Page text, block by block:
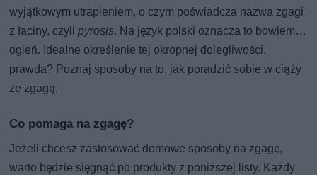
wyjątkowym utrapieniem, o czym poświadcza nazwa zgagi
z łaciny, czylipyrosis. Na język polski oznacza to bowiem…
ogień. Idealne określenie tej okropnej dolegliwości,
prawda? Poznaj sposoby na to, jak poradzić sobie w ciąży
ze zgagą.
Co pomaga na zgagę?
Jeżeli chcesz zastosować domowe sposoby na zgagę,
warto będzie sięgnąć po produkty z poniższej listy. Każdy